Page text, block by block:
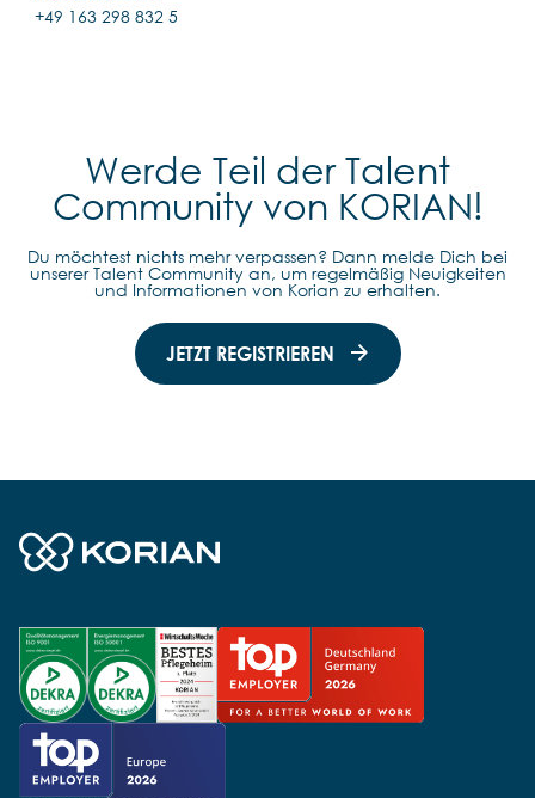
+49 163 298 832 5
Werde Teil der Talent
Community von KORIAN!
Du möchtest nichts mehr verpassen? Dann melde Dich bei
unserer Talent Community an, um regelmäßig Neuigkeiten
und Informationen von Korian zu erhalten.
JETZT REGISTRIEREN